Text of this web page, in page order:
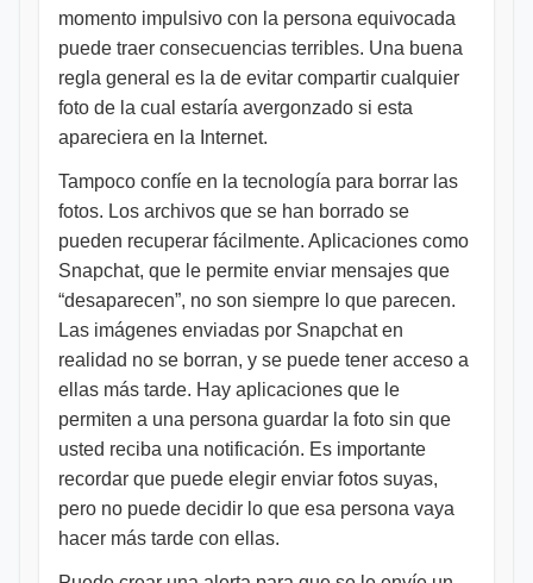
momento impulsivo con la persona equivocada
puede traer consecuencias terribles. Una buena
regla general es la de evitar compartir cualquier
foto de la cual estaría avergonzado si esta
apareciera en la Internet.
Tampoco confíe en la tecnología para borrar las
fotos. Los archivos que se han borrado se
pueden recuperar fácilmente. Aplicaciones como
Snapchat, que le permite enviar mensajes que
“desaparecen”, no son siempre lo que parecen.
Las imágenes enviadas por Snapchat en
realidad no se borran, y se puede tener acceso a
ellas más tarde. Hay aplicaciones que le
permiten a una persona guardar la foto sin que
usted reciba una notificación. Es importante
recordar que puede elegir enviar fotos suyas,
pero no puede decidir lo que esa persona vaya
hacer más tarde con ellas.